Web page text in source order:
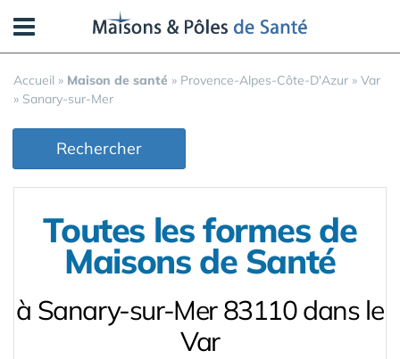
Accueil » Maison de santé » Provence-Alpes-Côte-D'Azur » Var
» Sanary-sur-Mer
Rechercher
Toutes les formes de
Maisons de Santé
à Sanary-sur-Mer 83110 dans le
Var
Panneau de gestion des cookies